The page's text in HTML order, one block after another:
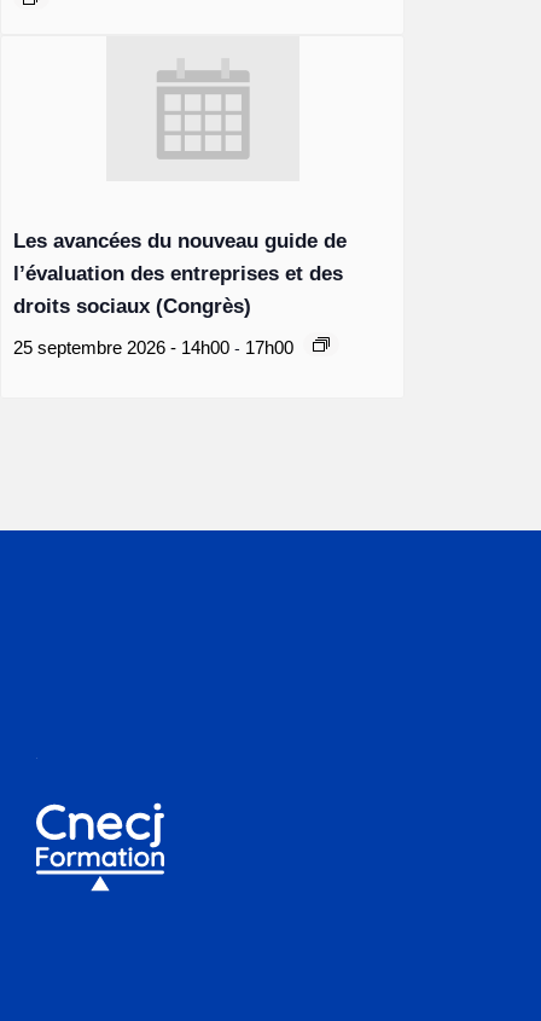
Les avancées du nouveau guide de
l’évaluation des entreprises et des
droits sociaux (Congrès)
25 septembre 2026 - 14h00 - 17h00